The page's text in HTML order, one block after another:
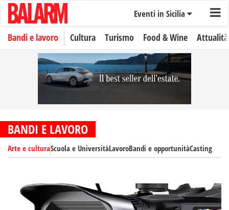
Eventi in Sicilia
Bandi e lavoro Cultura Turismo Food & Wine Attualità
BANDI E LAVORO
Arte e culturaScuola e UniversitàLavoroBandi e opportunitàCasting